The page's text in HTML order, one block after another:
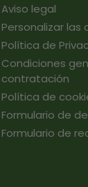
Aviso legal
Personalizar las
Política de
Condiciones
contratación
Política de
Formulario de
Formulario de